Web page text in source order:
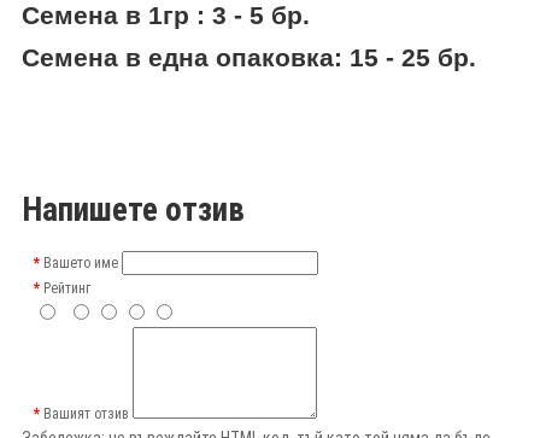
Семена в 1гр : 3 - 5 бр.
Семена в една опаковка: 15 - 25 бр.
Напишете отзив
Вашето име
Рейтинг
Вашият отзив